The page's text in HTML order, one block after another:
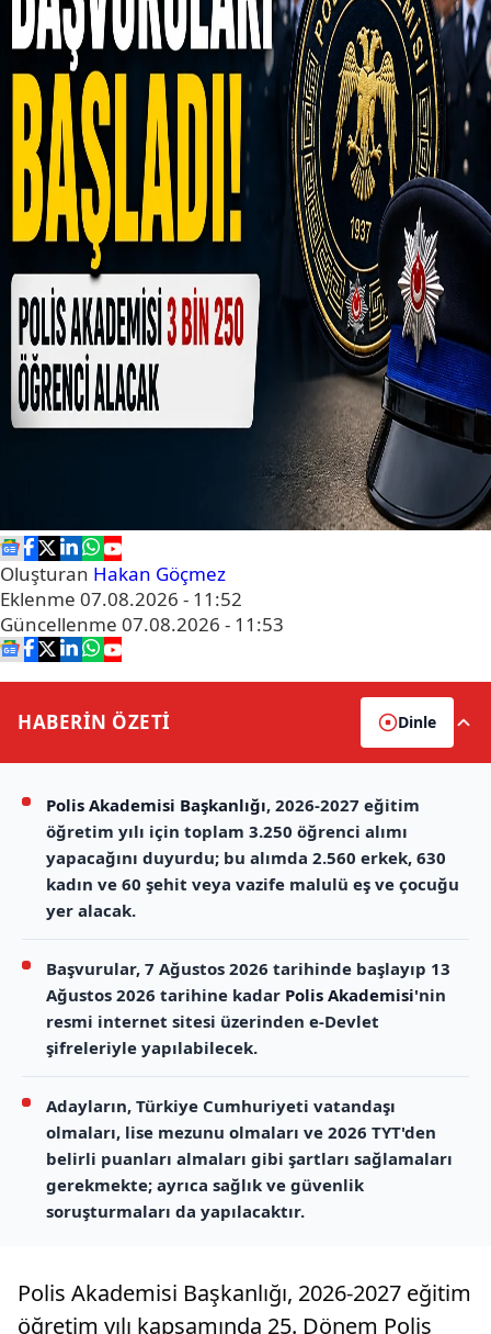
Oluşturan Hakan Göçmez
Eklenme 07.08.2026 - 11:52
Güncellenme 07.08.2026 - 11:53
HABERİN ÖZETİ Dinle
Polis Akademisi Başkanlığı, 2026-2027 eğitim
öğretim yılı için toplam 3.250 öğrenci alımı
yapacağını duyurdu; bu alımda 2.560 erkek, 630
kadın ve 60 şehit veya vazife malulü eş ve çocuğu
yer alacak.
Başvurular, 7 Ağustos 2026 tarihinde başlayıp 13
Ağustos 2026 tarihine kadar Polis Akademisi'nin
resmi internet sitesi üzerinden e-Devlet
şifreleriyle yapılabilecek.
Adayların, Türkiye Cumhuriyeti vatandaşı
olmaları, lise mezunu olmaları ve 2026 TYT'den
belirli puanları almaları gibi şartları sağlamaları
gerekmekte; ayrıca sağlık ve güvenlik
soruşturmaları da yapılacaktır.
Polis Akademisi Başkanlığı, 2026-2027 eğitim
öğretim yılı kapsamında 25. Dönem Polis